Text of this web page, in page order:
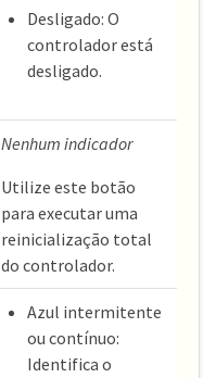
Desligado: O
controlador está
desligado.
Nenhum indicador
Utilize este botão
para executar uma
reinicialização total
do controlador.
Azul intermitente
ou contínuo:
Identifica o